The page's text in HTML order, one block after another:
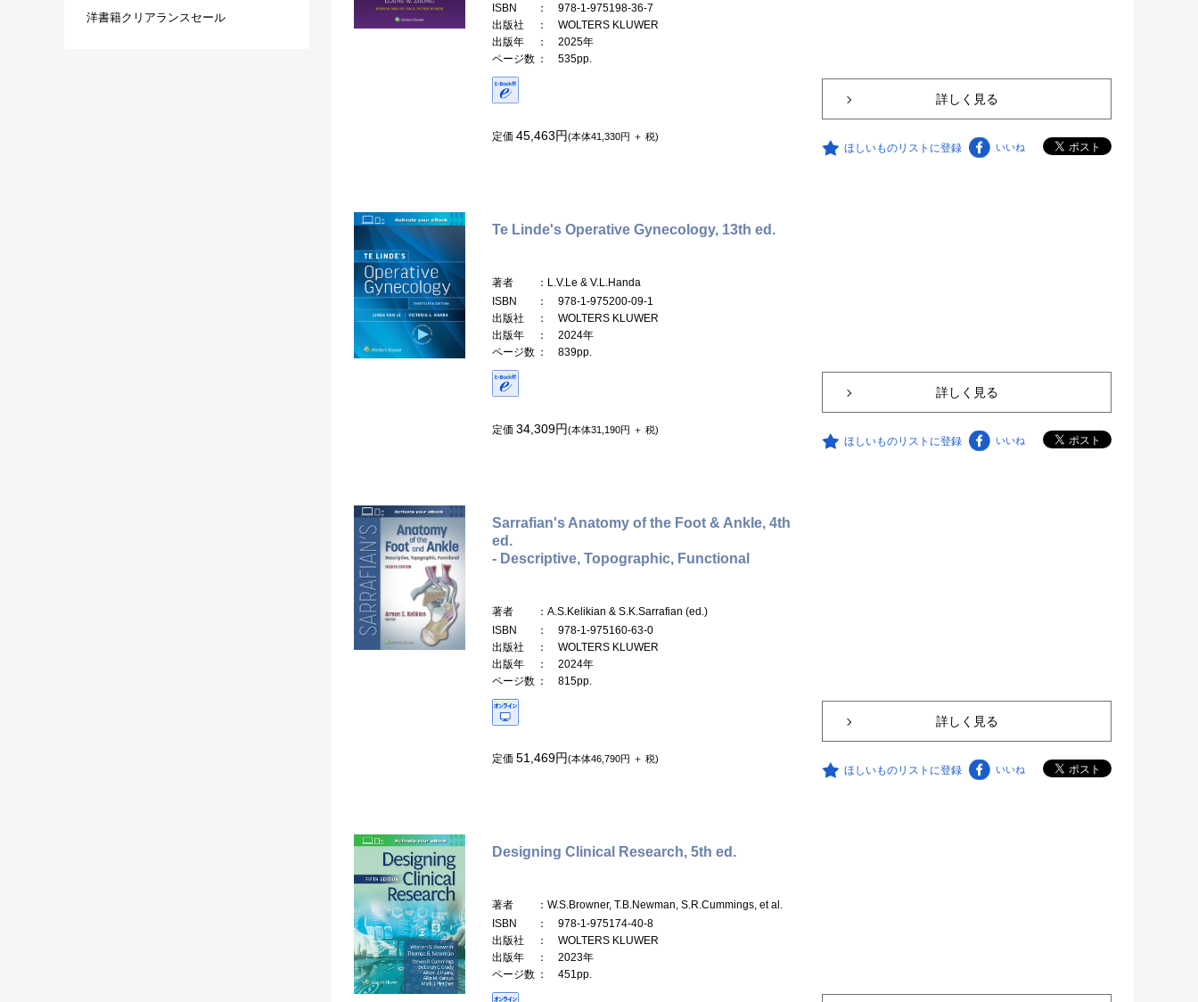
ISBN
： 978-1-975198-36-7
出版社
： WOLTERS KLUWER
出版年
： 2025年
ページ数 ： 535pp.
定価 45,463円(本体41,330円 ＋ 税)
詳しく見る
ほしいものリストに登録 いいね
Te Linde's Operative Gynecology, 13th ed.
著者
：L.V.Le & V.L.Handa
ISBN
： 978-1-975200-09-1
出版社
： WOLTERS KLUWER
出版年
： 2024年
ページ数 ： 839pp.
定価 34,309円(本体31,190円 ＋ 税)
詳しく見る
ほしいものリストに登録 いいね
Sarrafian's Anatomy of the Foot & Ankle, 4th
ed.
- Descriptive, Topographic, Functional
著者
：A.S.Kelikian & S.K.Sarrafian (ed.)
ISBN
： 978-1-975160-63-0
出版社
： WOLTERS KLUWER
出版年
： 2024年
ページ数 ： 815pp.
定価 51,469円(本体46,790円 ＋ 税)
詳しく見る
ほしいものリストに登録 いいね
Designing Clinical Research, 5th ed.
著者
：W.S.Browner, T.B.Newman, S.R.Cummings, et al.
ISBN
： 978-1-975174-40-8
出版社
： WOLTERS KLUWER
出版年
： 2023年
ページ数 ： 451pp.
洋書籍クリアランスセール